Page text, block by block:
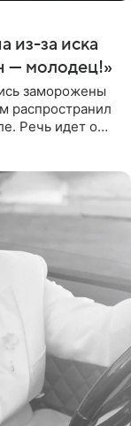
из-за иска
— молодец!»
заморожены
распространил
Речь идет о